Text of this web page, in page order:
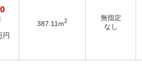
円
387.11m2
無指定
なし